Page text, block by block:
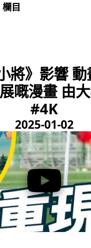
欄目
》影響
嘅漫畫 由
#4K
2025-01-02